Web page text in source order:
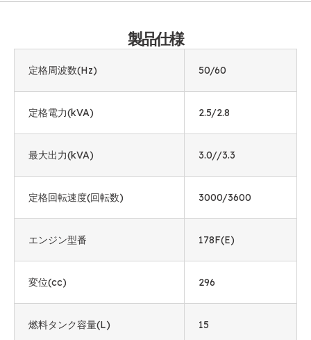
製品仕様
定格周波数(Hz) 50/60
定格電力(kVA) 2.5/2.8
最大出力(kVA) 3.0//3.3
定格回転速度(回転数) 3000/3600
エンジン型番 178F(E)
変位(cc) 296
燃料タンク容量(L) 15